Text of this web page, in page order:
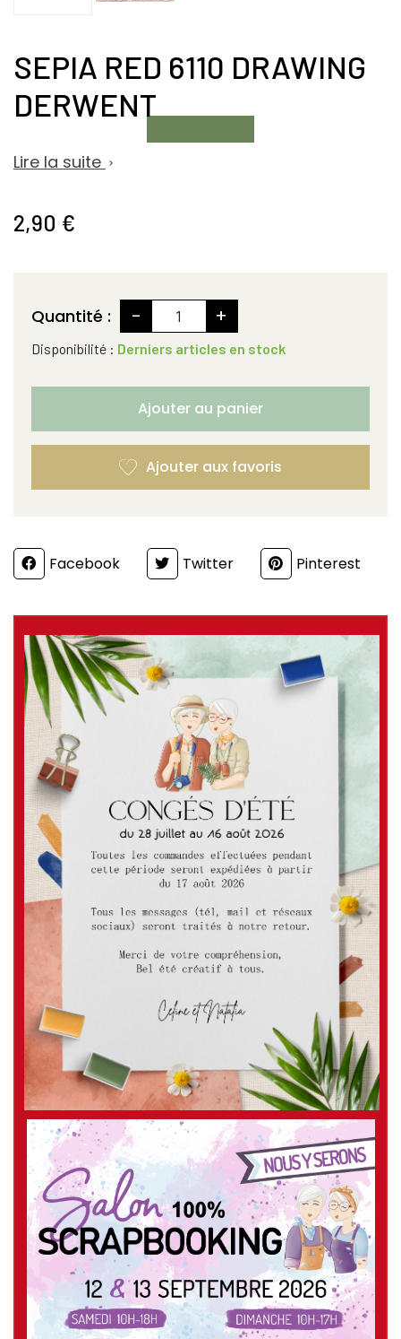
SEPIA RED 6110 DRAWING
DERWENT
Lire la suite 
2,90 €
Quantité : - +
Disponibilité : Derniers articles en stock
Ajouter au panier
PartagerFacebook Twitter Pinterest